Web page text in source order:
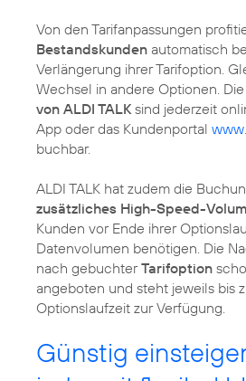
Von den Tarifanpassungen
Bestandskunden automatisch
Verlängerung ihrer Tarifoption.
Wechsel in andere Optionen. Die
von ALDI TALKsind jederzeit
App oder das Kundenportal
buchbar.
ALDI TALK hat zudem die
zusätzliches High-Speed-
Kunden vor Ende ihrer
Datenvolumen benötigen. Die
nach gebuchterTarifoption
angeboten und steht jeweils bis
Optionslaufzeit zur Verfügung.
Günstig